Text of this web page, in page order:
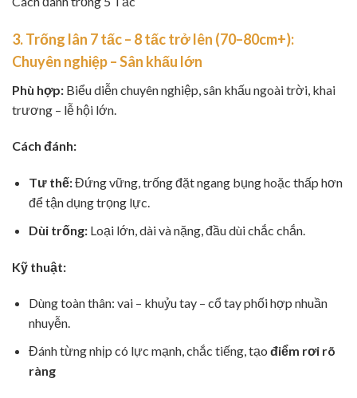
3. Trống lân 7 tấc – 8 tấc trở lên (70–80cm+):
Chuyên nghiệp – Sân khấu lớn
Phù hợp: Biểu diễn chuyên nghiệp, sân khấu ngoài trời, khai
trương – lễ hội lớn.
Cách đánh:
Tư thế:Đứng vững, trống đặt ngang bụng hoặc thấp hơn
để tận dụng trọng lực.
Dùi trống:Loại lớn, dài và nặng, đầu dùi chắc chắn.
Kỹ thuật:
Dùng toàn thân: vai – khuỷu tay – cổ tay phối hợp nhuần
nhuyễn.
Đánh từng nhịp có lực mạnh, chắc tiếng, tạo điểm rơi rõ
ràng